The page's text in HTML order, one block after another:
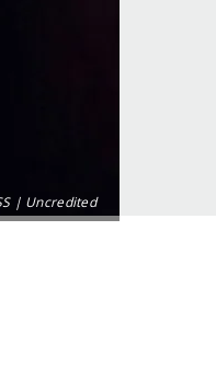
| Uncredited